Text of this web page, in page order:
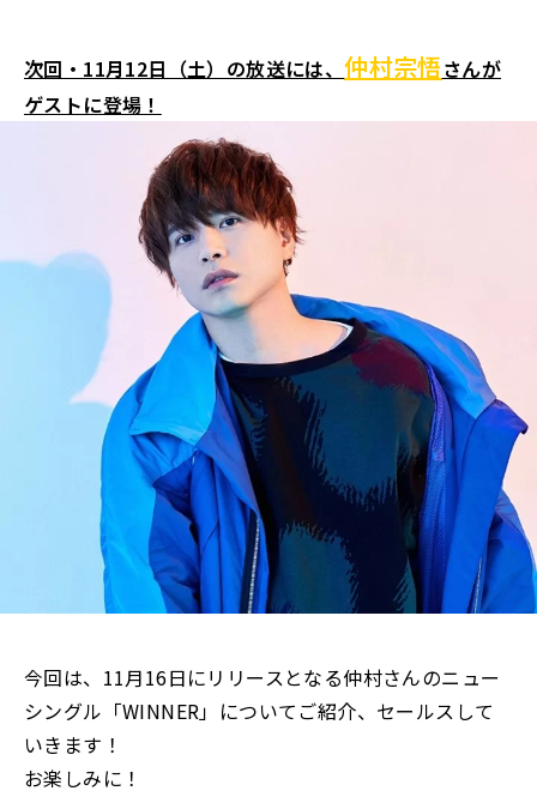
次回・11月12日（土）の放送には、仲村宗悟さんが
ゲストに登場！
今回は、11月16日にリリースとなる仲村さんのニュー
シングル「WINNER」についてご紹介、セールスして
いきます！
お楽しみに！